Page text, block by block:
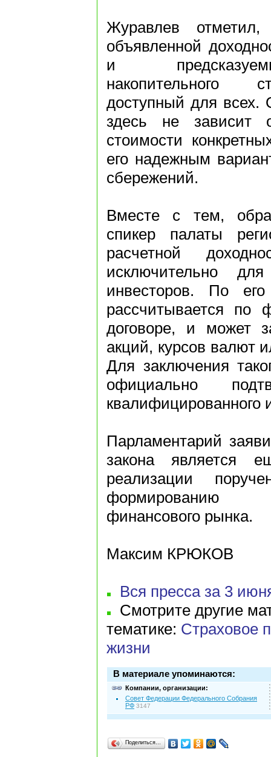
Журавлев
объявленной
и
накопительного
доступный для всех.
здесь не зависит
стоимости
его надежным
сбережений.
Вместе с тем,
спикер палаты
расчетной
исключительно
инвесторов. По
рассчитывается по
договоре, и может
акций, курсов валют
Для заключения
официально
квалифицированного
Парламентарий
закона является
реализации
формированию
финансового рынка.
Максим КРЮКОВ
Вся пресса за 3
Смотрите другие
тематике: Страховое
жизни
В материале упоминаются:
Компании, организации:
Совет Федерации Федерального Собрания
РФ 3147
Поделиться…